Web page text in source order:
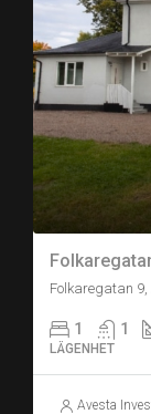
Folkaregatan 9,
1 1
LÄGENHET
Avesta